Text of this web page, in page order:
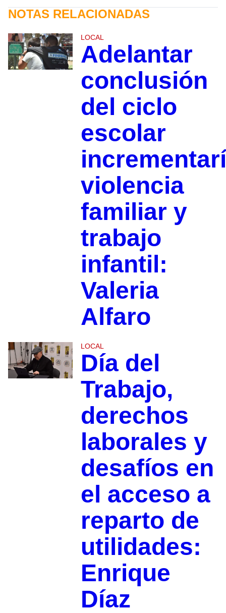
NOTAS RELACIONADAS
LOCAL
Adelantar
conclusión
del ciclo
escolar
violencia
familiar y
trabajo
infantil:
Valeria
Alfaro
LOCAL
Día del
Trabajo,
derechos
laborales y
desafíos en
el acceso a
reparto de
utilidades:
Enrique
Díaz